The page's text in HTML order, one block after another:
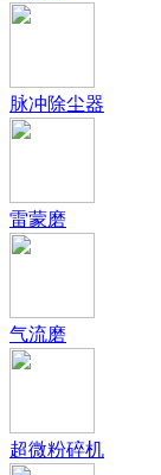
脉冲除尘器
雷蒙磨
气流磨
超微粉碎机